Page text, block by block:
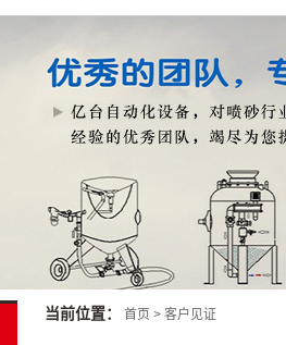
当前位置： 首页 > 客户见证